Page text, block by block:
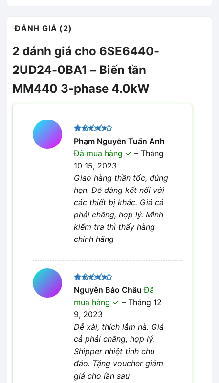
ĐÁNH GIÁ (2)
2 đánh giá cho 6SE6440-
2UD24-0BA1 – Biến tần
MM440 3-phase 4.0kW
Được
xếp hạng
45 sao
Phạm Nguyễn Tuấn Anh
Đã mua hàng
– Tháng
10 15, 2023
Giao hàng thần tốc, đúng
hẹn. Dễ dàng kết nối với
các thiết bị khác. Giá cả
phải chăng, hợp lý. Mình
kiểm tra thì thấy hàng
chính hãng
Được xếp
hạng 5
sao
Nguyễn Bảo ChâuĐã
mua hàng
– Tháng 12
9, 2023
Dễ xài, thích lắm nà. Giá
cả phải chăng, hợp lý.
Shipper nhiệt tình chu
đáo. Tặng voucher giảm
giá cho lần sau